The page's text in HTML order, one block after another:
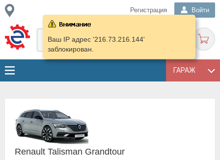
Регистрация Войти
ГАРАЖ
Ваш IP адрес '216.73.216.144'
заблокирован.
Renault Talisman Grandtour